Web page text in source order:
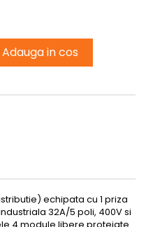
Adauga in cos
echipata cu 1 priza
32A/5 poli, 400V si